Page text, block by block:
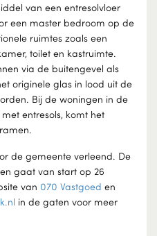
van een entresolvloer
een master bedroom op de
ruimtes zoals een
toilet en kastruimte.
via de buitengevel als
originele glas in lood uit de
Bij de woningen in de
entresols, komt het
de gemeente verleend. De
gaat van start op 26
van 070 Vastgoed en
in de gaten voor meer